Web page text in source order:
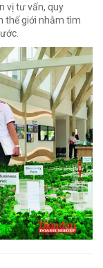
vị tư vấn, quy
thế giới nhằm tìm